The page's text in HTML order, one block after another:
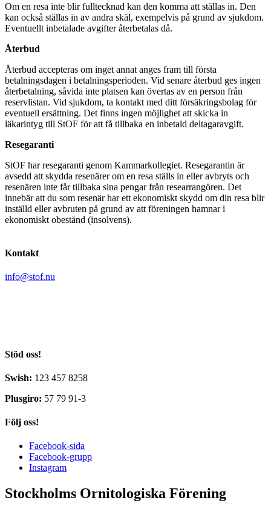
Om en resa inte blir fulltecknad kan den komma att ställas in. Den
kan också ställas in av andra skäl, exempelvis på grund av sjukdom.
Eventuellt inbetalade avgifter återbetalas då.
Återbud
Återbud accepteras om inget annat anges fram till första
betalningsdagen i betalningsperioden. Vid senare återbud ges ingen
återbetalning, såvida inte platsen kan övertas av en person från
reservlistan. Vid sjukdom, ta kontakt med ditt försäkringsbolag för
eventuell ersättning. Det finns ingen möjlighet att skicka in
läkarintyg till StOF för att få tillbaka en inbetald deltagaravgift.
Resegaranti
StOF har resegaranti genom Kammarkollegiet. Resegarantin är
avsedd att skydda resenärer om en resa ställs in eller avbryts och
resenären inte får tillbaka sina pengar från researrangören. Det
innebär att du som resenär har ett ekonomiskt skydd om din resa blir
inställd eller avbruten på grund av att föreningen hamnar i
ekonomiskt obestånd (insolvens).
Kontakt
info@stof.nu
Stöd oss!
Swish: 123 457 8258
Plusgiro: 57 79 91-3
Följ oss!
Facebook-sida
Facebook-grupp
Instagram
Stockholms Ornitologiska Förening